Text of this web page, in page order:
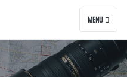
MENU